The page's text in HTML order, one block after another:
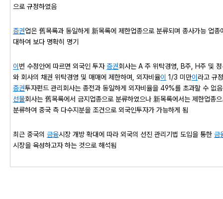
으로 규정하였음
증권업은 舊목록과 동일하게 新목록에 제한업종으로 분류되며 종사가능 업종
대하여 보다 명확히 명기
이 번 수정안에 따르면 외국인 투자 증권회사는 A 주 위탁경영, B주, H주 및 정
와 회사의 채권 위탁경영 및 매매에 제한하며, 외자비율이 1/3 미만이 라고 규정
증권투자펀드 관리회사는 종전과 동일하게 외자비율을 49%를 초과할 수 없음
선물회사는 舊목록에서 금지업종으로 분류하였으나 新목록에서는 제한업종
분류하여 중국 측 다수지분을 조건으로 외국인투자가 가능하게 됨
최근 중국의 금융시장 개방 확대에 따라 외국의 선진 관리기법 도입을 통한 금
시장을 육성하고자 하는 것으로 해석됨